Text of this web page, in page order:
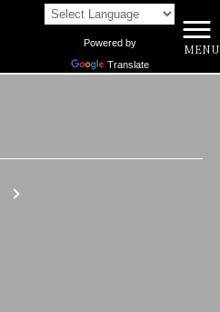
Powered by
Translate
MENU
A4 | 株式会社向島自動車用品製作所